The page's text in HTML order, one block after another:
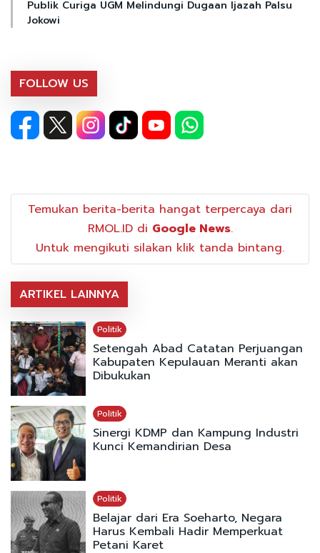
Publik Curiga UGM Melindungi Dugaan Ijazah Palsu
Jokowi
FOLLOW US
Temukan berita-berita hangat terpercaya dari
RMOL.ID di Google News.
Untuk mengikuti silakan klik tanda bintang.
ARTIKEL LAINNYA
Politik
Setengah Abad Catatan Perjuangan
Kabupaten Kepulauan Meranti akan
Dibukukan
Politik
Sinergi KDMP dan Kampung Industri
Kunci Kemandirian Desa
Politik
Belajar dari Era Soeharto, Negara
Harus Kembali Hadir Memperkuat
Petani Karet